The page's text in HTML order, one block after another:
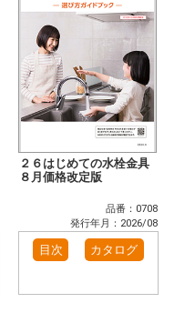
２６はじめての水栓金具
８月価格改定版
品番：0708
発行年月：2026/08
目次 カタログ